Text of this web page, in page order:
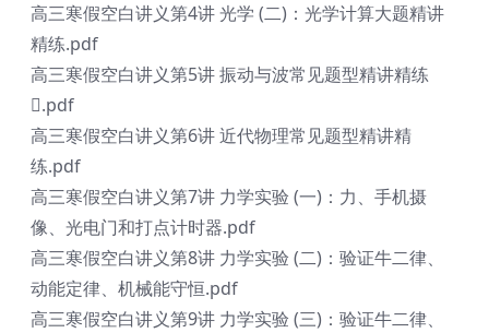
高三寒假空白讲义第4讲 光学 (二)：光学计算大题精讲
精练.pdf
高三寒假空白讲义第5讲 振动与波常见题型精讲精练
.pdf
高三寒假空白讲义第6讲 近代物理常见题型精讲精
练.pdf
高三寒假空白讲义第7讲 力学实验 (一)：力、手机摄
像、光电门和打点计时器.pdf
高三寒假空白讲义第8讲 力学实验 (二)：验证牛二律、
动能定律、机械能守恒.pdf
高三寒假空白讲义第9讲 力学实验 (三)：验证牛二律、